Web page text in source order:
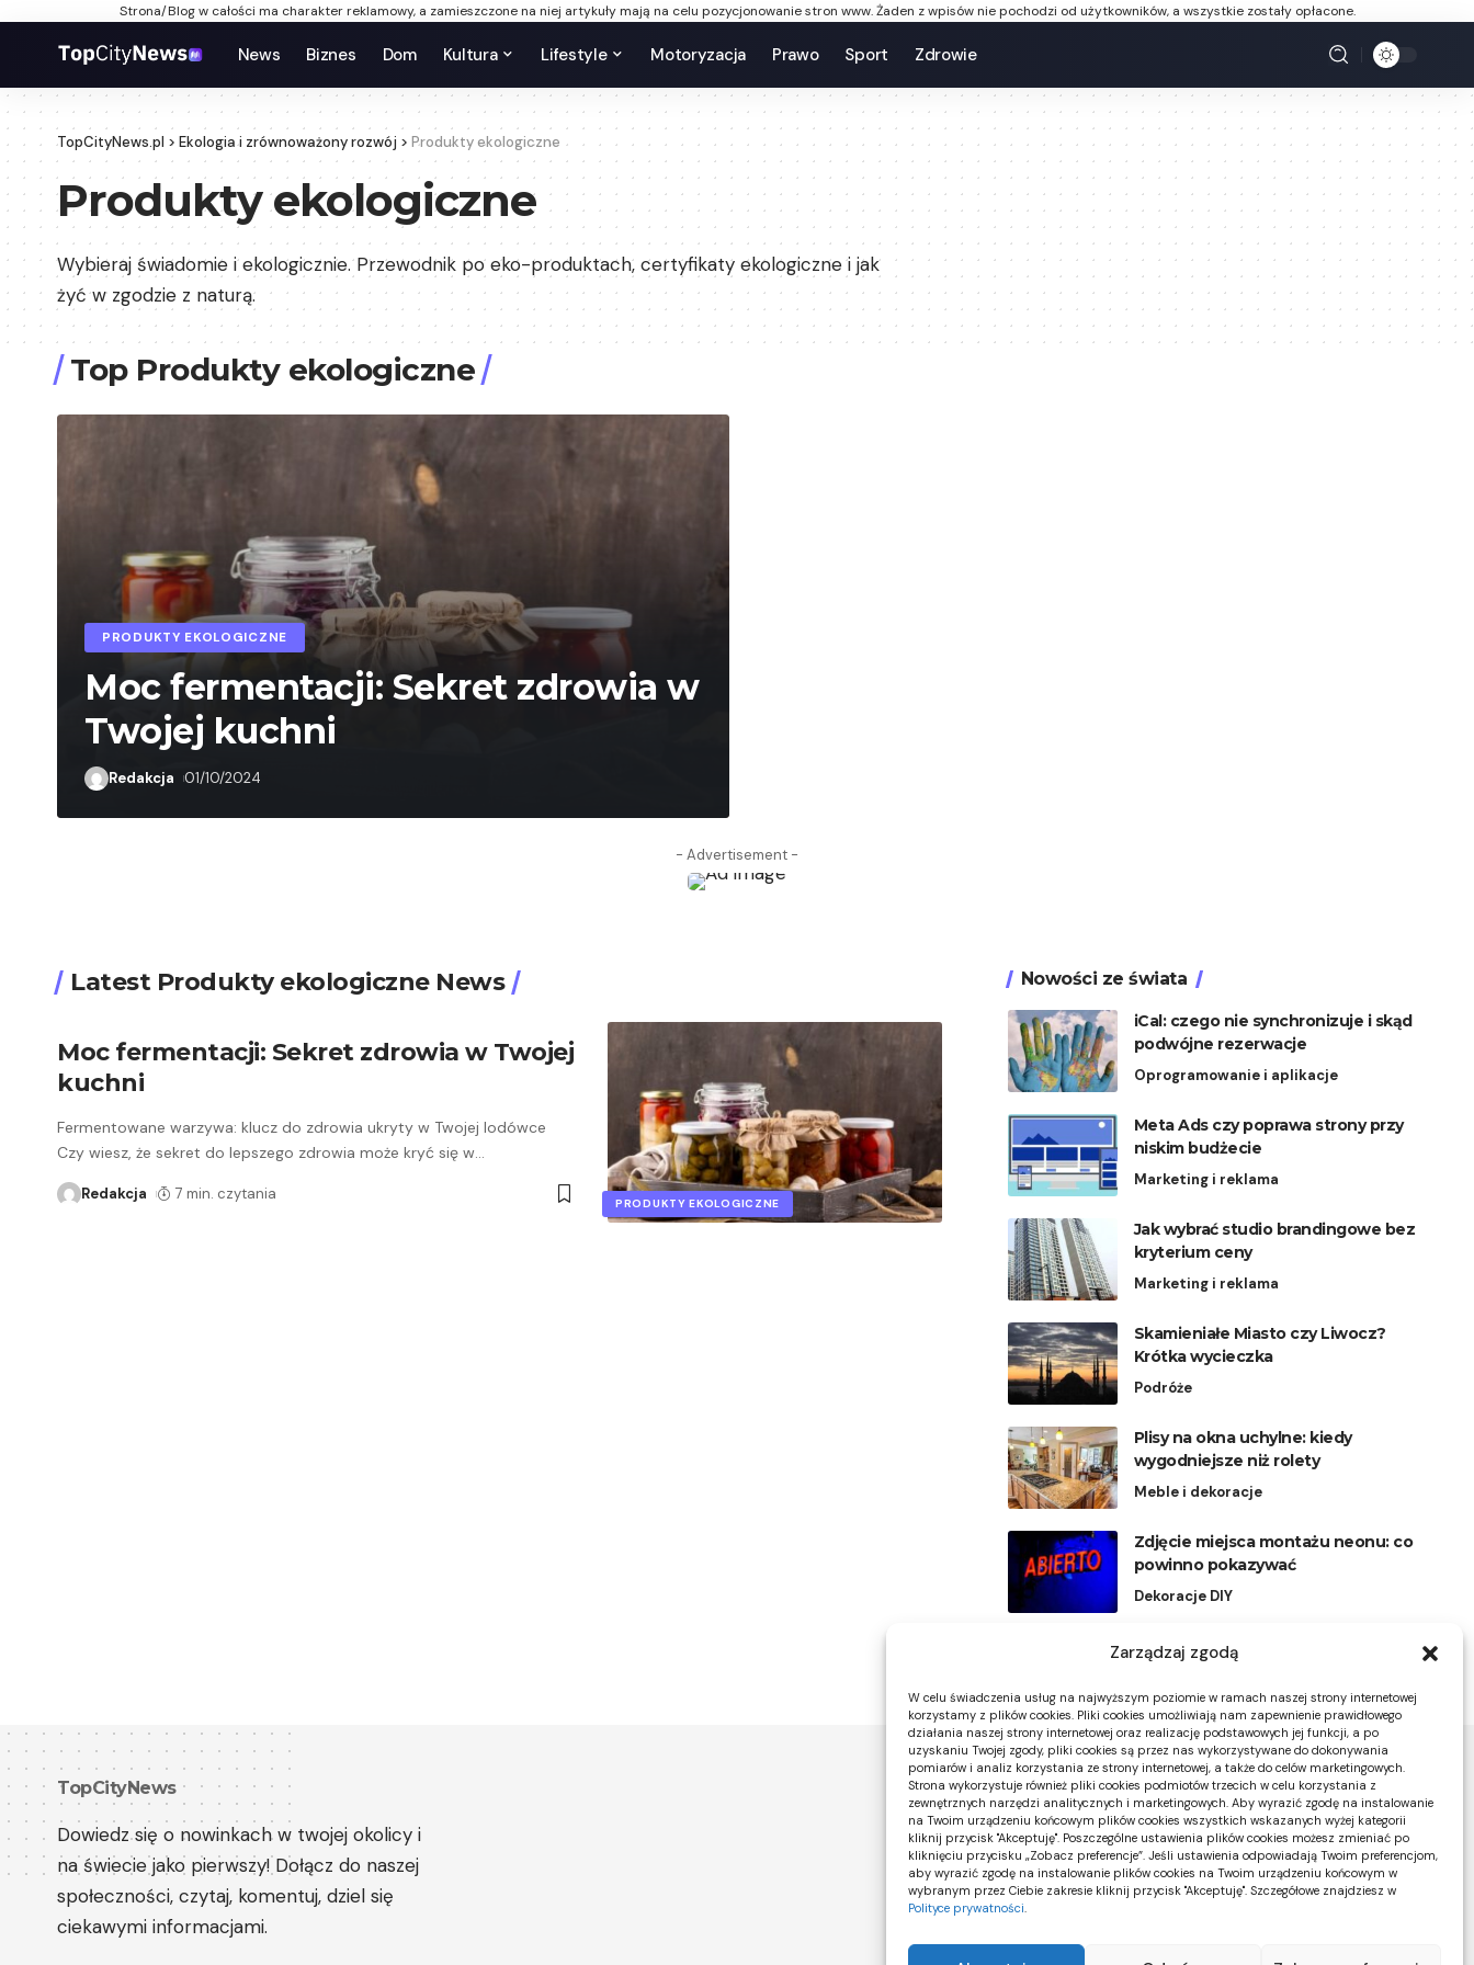
Zarządzaj zgodą
W celu świadczenia usług na najwyższym poziomie w ramach naszej strony internetowej
korzystamy z plików cookies. Pliki cookies umożliwiają nam zapewnienie prawidłowego
działania naszej strony internetowej oraz realizację podstawowych jej funkcji, a po
uzyskaniu Twojej zgody, pliki cookies są przez nas wykorzystywane do dokonywania
pomiarów i analiz korzystania ze strony internetowej, a także do celów marketingowych.
Strona wykorzystuje również pliki cookies podmiotów trzecich w celu korzystania z
zewnętrznych narzędzi analitycznych i marketingowych. Aby wyrazić zgodę na instalowanie
na Twoim urządzeniu końcowym plików cookies wszystkich wskazanych wyżej kategorii
kliknij przycisk "Akceptuję". Poszczególne ustawienia plików cookies możesz zmieniać po
kliknięciu przycisku „Zobacz preferencje”. Jeśli ustawienia odpowiadają Twoim preferencjom,
aby wyrazić zgodę na instalowanie plików cookies na Twoim urządzeniu końcowym w
wybranym przez Ciebie zakresie kliknij przycisk "Akceptuję". Szczegółowe znajdziesz w
Polityce prywatności.
Strona/Blog w całości ma charakter reklamowy, a zamieszczone na niej artykuły mają na celu pozycjonowanie stron www. Żaden z wpisów nie pochodzi od użytkowników, a wszystkie zostały opłacone.
News Biznes Dom Kultura Lifestyle Motoryzacja Prawo Sport Zdrowie
TopCityNews.pl > Ekologia i zrównoważony rozwój > Produkty ekologiczne
Produkty ekologiczne
Wybieraj świadomie i ekologicznie. Przewodnik po eko-produktach, certyfikaty ekologiczne i jak
żyć w zgodzie z naturą.
Top Produkty ekologiczne
PRODUKTY EKOLOGICZNE
Moc fermentacji: Sekret zdrowia w
Twojej kuchni
Redakcja 01/10/2024
- Advertisement -
Latest Produkty ekologiczne News
PRODUKTY EKOLOGICZNE
Moc fermentacji: Sekret zdrowia w Twojej
kuchni
Fermentowane warzywa: klucz do zdrowia ukryty w Twojej lodówce
Czy wiesz, że sekret do lepszego zdrowia może kryć się w…
Redakcja 7 min. czytania
Nowości ze świata
iCal: czego nie synchronizuje i skąd
podwójne rezerwacje
Oprogramowanie i aplikacje
Meta Ads czy poprawa strony przy
niskim budżecie
Marketing i reklama
Jak wybrać studio brandingowe bez
kryterium ceny
Marketing i reklama
Skamieniałe Miasto czy Liwocz?
Krótka wycieczka
Podróże
Plisy na okna uchylne: kiedy
wygodniejsze niż rolety
Meble i dekoracje
Zdjęcie miejsca montażu neonu: co
powinno pokazywać
Dekoracje DIY
TopCityNews
Dowiedz się o nowinkach w twojej okolicy i
na świecie jako pierwszy! Dołącz do naszej
społeczności, czytaj, komentuj, dziel się
ciekawymi informacjami.